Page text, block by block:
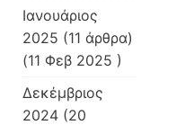
Ιανουάριος
2025 (11 άρθρα)
(11 Φεβ 2025 )
Δεκέμβριος
2024 (20